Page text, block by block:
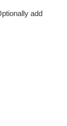
add